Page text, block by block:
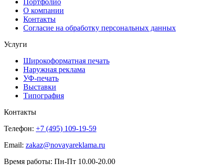
Портфолио
О компании
Контакты
Согласие на обработку персональных данных
Услуги
Широкоформатная печать
Наружная реклама
УФ-печать
Выставки
Типография
Контакты
Телефон: +7 (495) 109-19-59
Email: zakaz@novayareklama.ru
Время работы: Пн-Пт 10.00-20.00